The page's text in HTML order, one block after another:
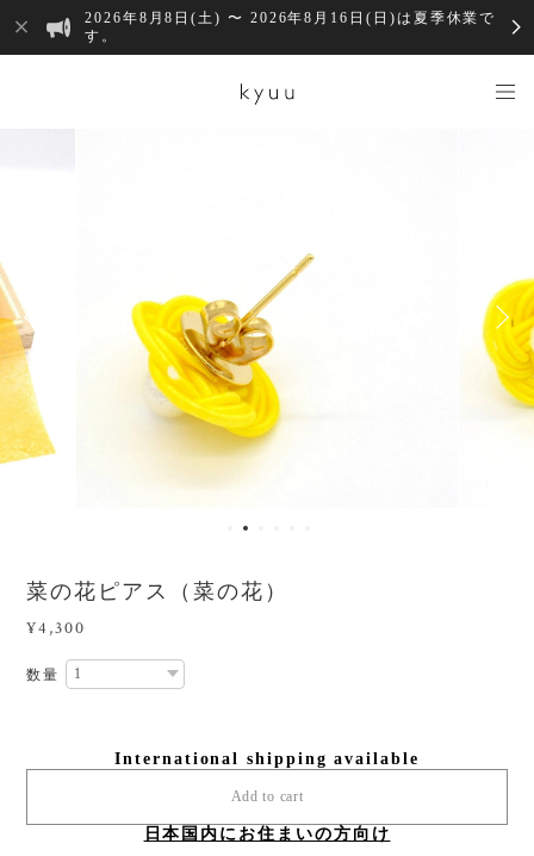
2026年8月8日(土) 〜 2026年8月16日(日)は夏季休業で
す。
菜の花ピアス（菜の花）
¥4,300
数量
International shipping available
Add to cart
日本国内にお住まいの方向け